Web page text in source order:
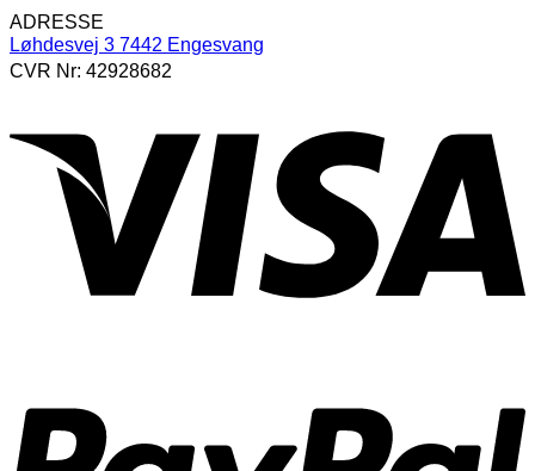
ADRESSE
Løhdesvej 3 7442 Engesvang
CVR Nr: 42928682